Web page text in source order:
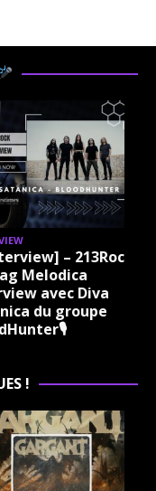
– 213Rock
Melodica
avec Diva
du groupe
!